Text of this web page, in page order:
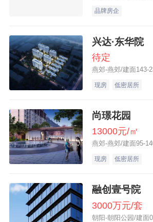
数 说白了就是浮尘，当然浮
为3~5楼，干燥城市为9~11
地而异是不适合居住的。 3
不临街的话一切好说，临街的
峰期的时候肯定会很吵，所以
这栋高层有(顶加阁)的话当然
的时候可以去阳光室晒晒太
喝喝小茶，美哉!如果没有阁
来个夏暖冬凉。 4、老人 不
1.2.3楼，毕竟人老了腿脚不
品牌房企
兴达·东华院
待定
燕郊-燕郊/建面143-
现房 低密居所
尚璟花园
13000元/㎡
燕郊-燕郊/建面95-
现房 低密居所
融创壹号院
3000万元/套
朝阳-朝阳公园/建面